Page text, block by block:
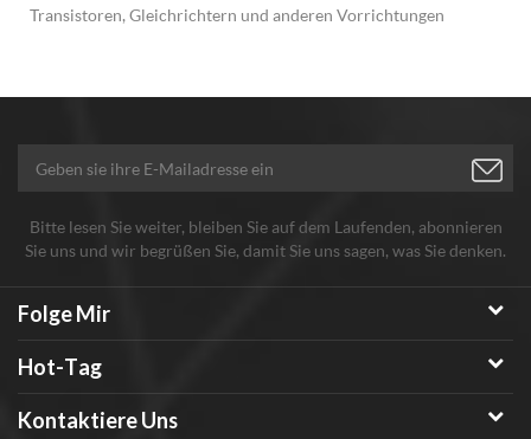
Transistoren, Gleichrichtern und anderen Vorrichtungen
Bitte lesen Sie weiter, bleiben Sie auf dem Laufenden, abonnieren
Sie uns und wir begrüßen Sie, damit Sie uns sagen, was Sie denken.
Folge Mir
Hot-Tag
Kontaktiere Uns